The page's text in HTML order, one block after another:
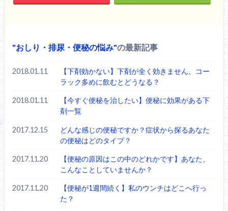
おしり・排尿・便秘の悩み の最新記事
2018.01.11
【下剤効かない】下剤が全く効きません。コー
ラック多めに飲むとどうなる？
2018.01.11
【今すぐ便秘を治したい】便秘に効果がある下
剤一覧
2017.12.15
どんな感じの便秘ですか？症状から探るあなた
の便秘はどのタイプ？
2017.11.20
【便秘の原因はこの中のどれかです】あなた、
こんなことしていませんか？
2017.11.20
【便秘が1週間続く】私のウンチはどこへ行っ
た？